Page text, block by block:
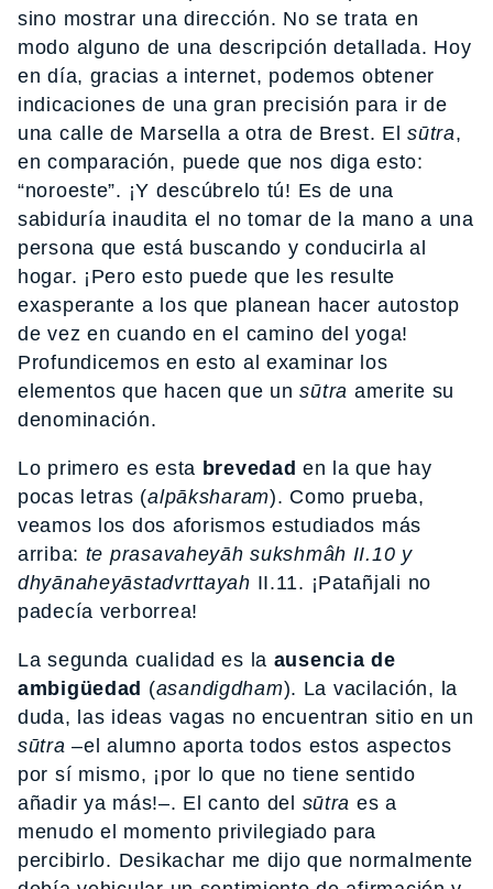
sino mostrar una dirección. No se trata en
modo alguno de una descripción detallada. Hoy
en día, gracias a internet, podemos obtener
indicaciones de una gran precisión para ir de
una calle de Marsella a otra de Brest. Elsūtra,
en comparación, puede que nos diga esto:
“noroeste”. ¡Y descúbrelo tú! Es de una
sabiduría inaudita el no tomar de la mano a una
persona que está buscando y conducirla al
hogar. ¡Pero esto puede que les resulte
exasperante a los que planean hacer autostop
de vez en cuando en el camino del yoga!
Profundicemos en esto al examinar los
elementos que hacen que unsūtra amerite su
denominación.
Lo primero es esta brevedad en la que hay
pocas letras (alpāksharam). Como prueba,
veamos los dos aforismos estudiados más
arriba: te prasavaheyāh sukshmâh II.10 y
dhyānaheyāstadvrttayah II.11. ¡Patañjali no
padecía verborrea!
La segunda cualidad es la ausencia de
ambigüedad (asandigdham). La vacilación, la
duda, las ideas vagas no encuentran sitio en un
sūtra –el alumno aporta todos estos aspectos
por sí mismo, ¡por lo que no tiene sentido
añadir ya más!–. El canto del sūtra es a
menudo el momento privilegiado para
percibirlo. Desikachar me dijo que normalmente